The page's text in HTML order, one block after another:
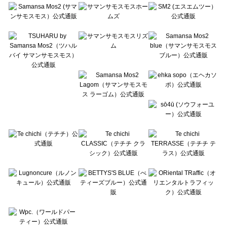
Te chichi（テチチ）の雑貨一覧
Te chichi CLASSIC（テチチ クラシック）の雑貨一覧
Lugnoncure（ルノンキュール）の雑貨一覧
BETTY'S BLUE（べティーズブルー）の雑貨一覧
Wpc.（ワールドパーティー）の雑貨一覧